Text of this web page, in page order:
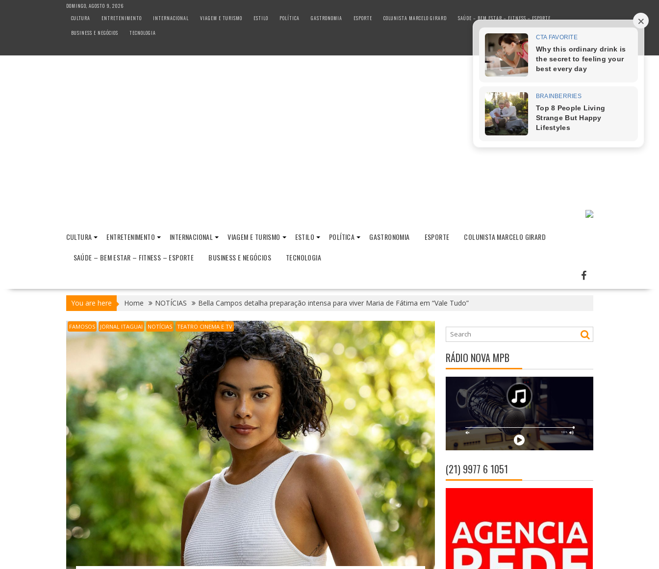
DOMINGO, AGOSTO 9, 2026
CULTURA
ENTRETENIMENTO INTERNACIONAL VIAGEM E TURISMO ESTILO POLÍTICA GASTRONOMIA ESPORTE COLUNISTA MARCELO GIRARD
SAÚDE – BEM ESTAR – FITNESS – ESPORTE
BUSINESS E NEGÓCIOS
TECNOLOGIA
CULTURA ENTRETENIMENTO INTERNACIONAL VIAGEM E TURISMO ESTILO POLÍTICA GASTRONOMIA ESPORTE
COLUNISTA MARCELO GIRARD
SAÚDE – BEM ESTAR – FITNESS – ESPORTE
BUSINESS E NEGÓCIOS TECNOLOGIA
You are here Home NOTÍCIAS Bella Campos detalha preparação intensa para viver Maria de Fátima em “Vale Tudo”
FAMOSOS JORNAL ITAGUAI NOTÍCIAS TEATRO CINEMA E TV
RÁDIO NOVA MPB
(21) 9977 6 1051